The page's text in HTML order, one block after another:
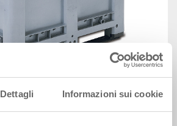
Dettagli Informazioni sui cookie
immagine simile